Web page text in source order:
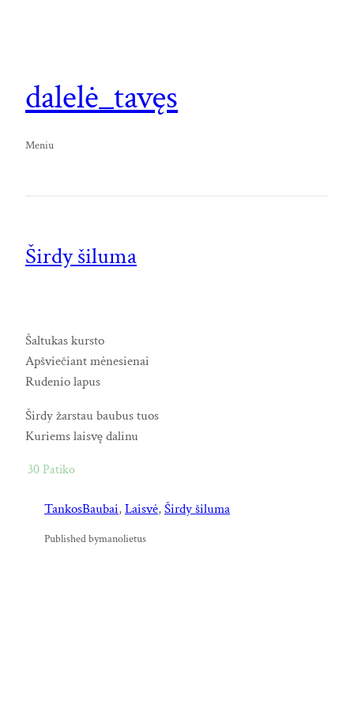
dalelė_tavęs
Meniu
Širdy šiluma
Šaltukas kursto
Apšviečiant mėnesienai
Rudenio lapus
Širdy žarstau baubus tuos
Kuriems laisvę dalinu
30Patiko
TankosBaubai, Laisvė, Širdy šiluma
Published bymanolietus